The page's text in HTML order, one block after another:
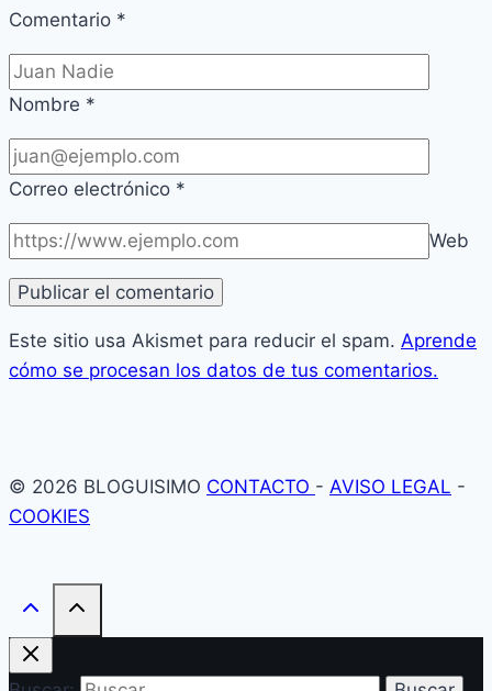
Comentario *
Nombre *
Correo electrónico *
Web
Este sitio usa Akismet para reducir el spam. Aprende
cómo se procesan los datos de tus comentarios.
© 2026 BLOGUISIMO CONTACTO - AVISO LEGAL -
COOKIES